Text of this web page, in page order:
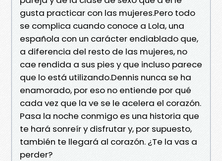
gusta practicar con las mujeres.Pero todo
se complica cuando conoce a Lola, una
española con un carácter endiablado que,
a diferencia del resto de las mujeres, no
cae rendida a sus pies y que incluso parece
que lo está utilizando.Dennis nunca se ha
enamorado, por eso no entiende por qué
cada vez que la ve se le acelera el corazón.
Pasa la noche conmigo es una historia que
te hará sonreír y disfrutar y, por supuesto,
también te llegará al corazón. ¿Te la vas a
perder?